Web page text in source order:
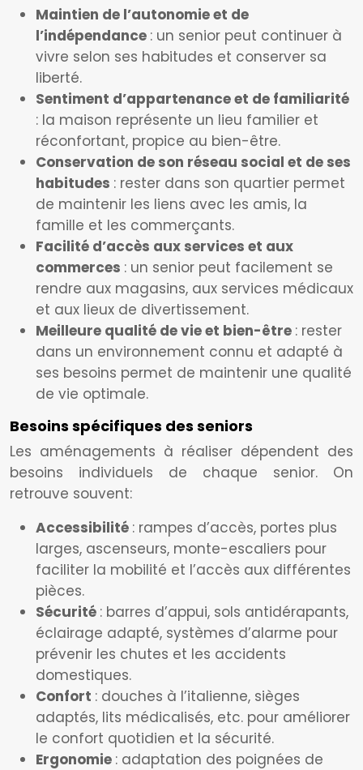
Maintien de l’autonomie et de
l’indépendance : un senior peut continuer à
vivre selon ses habitudes et conserver sa
liberté.
Sentiment d’appartenance et de familiarité
: la maison représente un lieu familier et
réconfortant, propice au bien-être.
Conservation de son réseau social et de ses
habitudes : rester dans son quartier permet
de maintenir les liens avec les amis, la
famille et les commerçants.
Facilité d’accès aux services et aux
commerces : un senior peut facilement se
rendre aux magasins, aux services médicaux
et aux lieux de divertissement.
Meilleure qualité de vie et bien-être : rester
dans un environnement connu et adapté à
ses besoins permet de maintenir une qualité
de vie optimale.
Besoins spécifiques des seniors
Les aménagements à réaliser dépendent des
besoins individuels de chaque senior. On
retrouve souvent:
Accessibilité : rampes d’accès, portes plus
larges, ascenseurs, monte-escaliers pour
faciliter la mobilité et l’accès aux différentes
pièces.
Sécurité : barres d’appui, sols antidérapants,
éclairage adapté, systèmes d’alarme pour
prévenir les chutes et les accidents
domestiques.
Confort : douches à l’italienne, sièges
adaptés, lits médicalisés, etc. pour améliorer
le confort quotidien et la sécurité.
Ergonomie : adaptation des poignées de